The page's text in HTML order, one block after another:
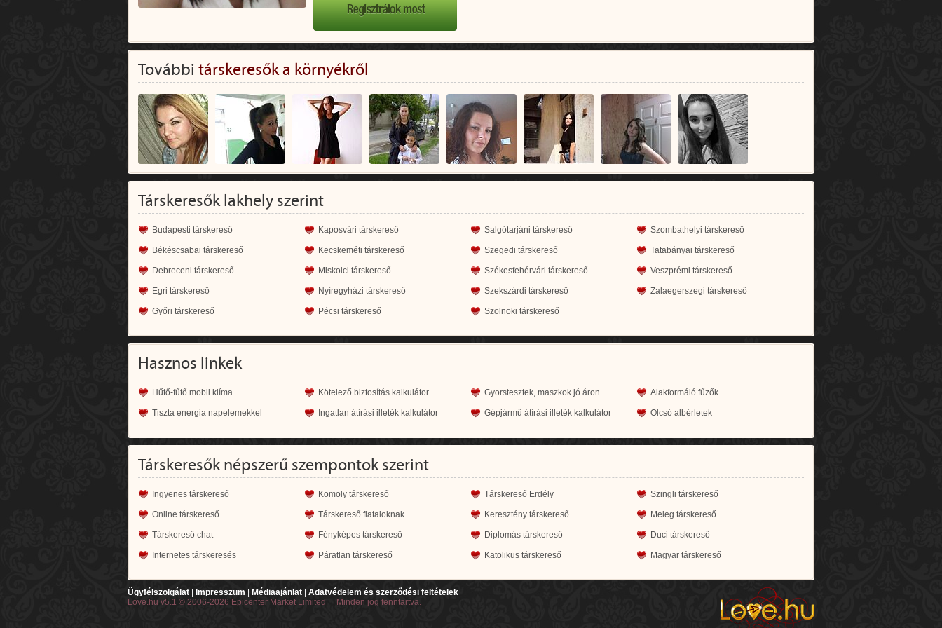
További társkeresők a környékről
Társkeresők lakhely szerint
Budapesti társkereső Kaposvári társkereső Salgótarjáni társkereső Szombathelyi társkereső
Békéscsabai társkereső Kecskeméti társkereső Szegedi társkereső Tatabányai társkereső
Debreceni társkereső Miskolci társkereső Székesfehérvári társkereső Veszprémi társkereső
Egri társkereső Nyíregyházi társkereső Szekszárdi társkereső Zalaegerszegi társkereső
Győri társkereső Pécsi társkereső Szolnoki társkereső
Hasznos linkek
Hűtő-fűtő mobil klíma Kötelező biztosítás kalkulátor Gyorstesztek, maszkok jó áron Alakformáló fűzők
Tiszta energia napelemekkel Ingatlan átírási illeték kalkulátor Gépjármű átírási illeték kalkulátor Olcsó albérletek
Társkeresők népszerű szempontok szerint
Ingyenes társkereső Komoly társkereső Társkereső Erdély Szingli társkereső
Online társkereső Társkereső fiataloknak Keresztény társkereső Meleg társkereső
Társkereső chat Fényképes társkereső Diplomás társkereső Duci társkereső
Internetes társkeresés Páratlan társkereső Katolikus társkereső Magyar társkereső
Ügyfélszolgálat Impresszum Médiaajánlat
Adatvédelem és szerződési feltételek
Love.hu v5.1 © 2006-2026 Epicenter Market Limited Minden jog fenntartva.